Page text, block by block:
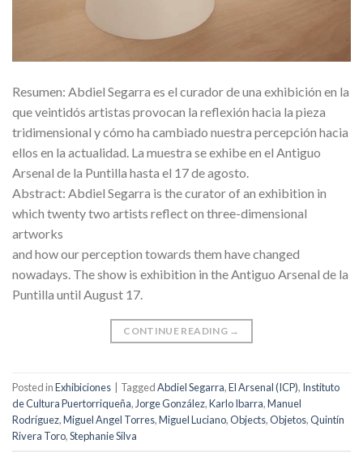
Resumen: Abdiel Segarra es el curador de una exhibición en la
que veintidós artistas provocan la reflexión hacia la pieza
tridimensional y cómo ha cambiado nuestra percepción hacia
ellos en la actualidad. La muestra se exhibe en el Antiguo
Arsenal de la Puntilla hasta el 17 de agosto.
Abstract: Abdiel Segarra is the curator of an exhibition in
which twenty two artists reflect on three-dimensional
artworks
and how our perception towards them have changed
nowadays. The show is exhibition in the Antiguo Arsenal de la
Puntilla until August 17.
CONTINUE READING →
Posted inExhibiciones TaggedAbdiel Segarra,El Arsenal (ICP), Instituto
de Cultura Puertorriqueña, Jorge González,Karlo Ibarra,Manuel
Rodríguez,Miguel Angel Torres,Miguel Luciano,Objects,Objetos,Quintín
Rivera Toro,Stephanie Silva